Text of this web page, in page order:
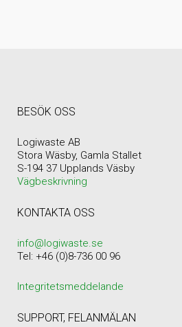
BESÖK OSS
Logiwaste AB
Stora Wäsby, Gamla Stallet
S-194 37 Upplands Väsby
Vägbeskrivning
KONTAKTA OSS
info@logiwaste.se
Tel: +46 (0)8-736 00 96
Integritetsmeddelande
SUPPORT, FELANMÄLAN